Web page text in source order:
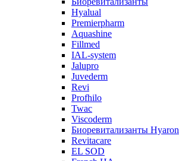
Hyalual
Premierpharm
Aquashine
Fillmed
IAL-system
Jalupro
Juvederm
Revi
Profhilo
Twac
Viscoderm
Биоревитализанты Hyaron
Revitacare
EL SOD